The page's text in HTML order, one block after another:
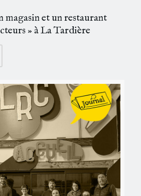
magasin et un restaurant
» à La Tardière